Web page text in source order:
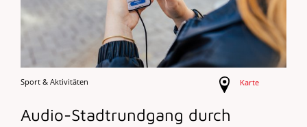
Sport & Aktivitäten Karte
Audio-Stadtrundgang durch